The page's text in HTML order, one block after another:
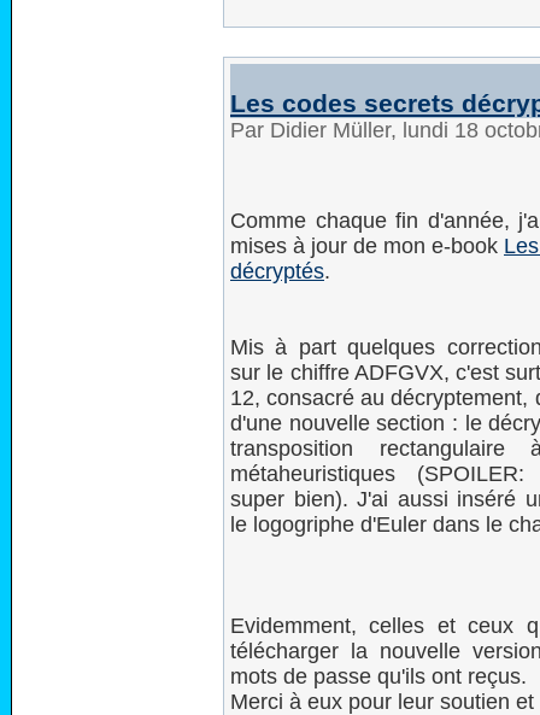
Les codes secrets
Par Didier Müller, lundi 18
Comme chaque fin d'année,
mises à jour de mon e-book
décryptés.
Mis à part quelques
sur le chiffre ADFGVX, c'est
12, consacré au décryptement,
d'une nouvelle section : le
transposition
métaheuristiques
super bien). J'ai aussi inséré
le logogriphe d'Euler dans le
Evidemment, celles et ceux
télécharger la nouvelle
mots de passe qu'ils ont reçus.
Merci à eux pour leur soutien